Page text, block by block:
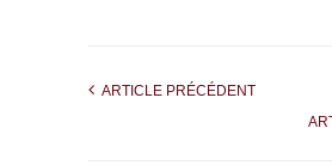
ARTICLE PRÉCÉDENT